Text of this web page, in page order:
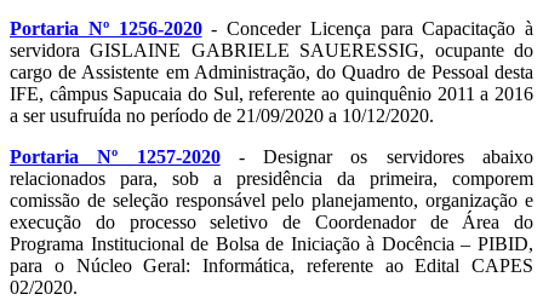
Portaria Nº 1256-2020- Conceder Licença para Capacitação à
servidora GISLAINE GABRIELE SAUERESSIG, ocupante do
cargo de Assistente em Administração, do Quadro de Pessoal desta
IFE, câmpus Sapucaia do Sul, referente ao quinquênio 2011 a 2016
a ser usufruída no período de 21/09/2020 a 10/12/2020.
Portaria Nº 1257-2020- Designar os servidores abaixo
relacionados para, sob a presidência da primeira, comporem
comissão de seleção responsável pelo planejamento, organização e
execução do processo seletivo de Coordenador de Área do
Programa Institucional de Bolsa de Iniciação à Docência – PIBID,
para o Núcleo Geral: Informática, referente ao Edital CAPES
02/2020.